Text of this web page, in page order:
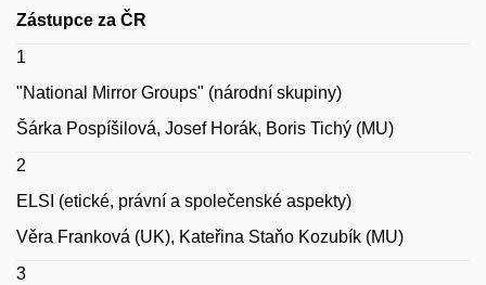
Zástupce za ČR
1
"National Mirror Groups" (národní skupiny)
Šárka Pospíšilová, Josef Horák, Boris Tichý (MU)
2
ELSI (etické, právní a společenské aspekty)
Věra Franková (UK), Kateřina Staňo Kozubík (MU)
3